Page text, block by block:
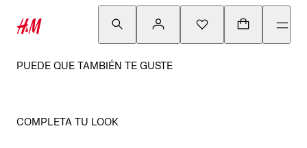
PUEDE QUE TAMBIÉN TE GUSTE
COMPLETA TU LOOK